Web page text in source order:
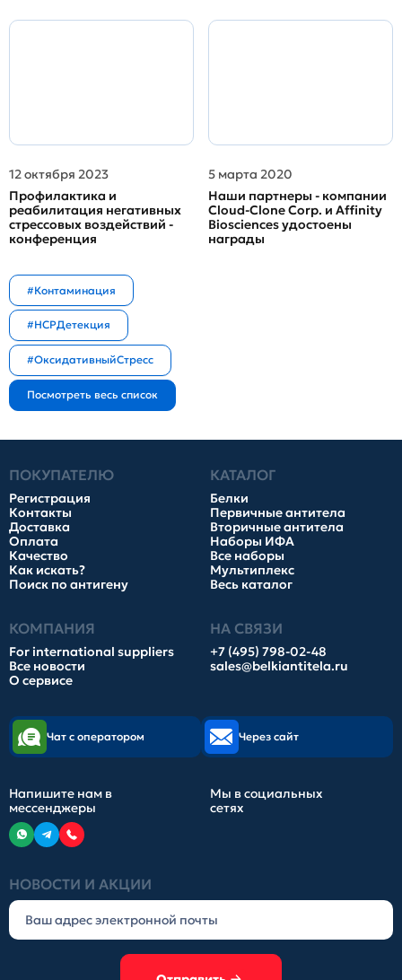
12 октября 2023
Профилактика и
реабилитация негативных
стрессовых воздействий -
конференция
5 марта 2020
Наши партнеры - компании
Cloud-Clone Corp. и Affinity
Biosciences удостоены
награды
#Контаминация
#HCPДетекция
#ОксидативныйСтресс
ПОКУПАТЕЛЮ
Регистрация
Контакты
Доставка
Оплата
Качество
Как искать?
Поиск по антигену
КАТАЛОГ
Белки
Первичные антитела
Вторичные антитела
Наборы ИФА
Все наборы
Мультиплекс
Весь каталог
КОМПАНИЯ
For international suppliers
Все новости
О сервисе
НА СВЯЗИ
+7 (495) 798-02-48
sales@belkiantitela.ru
НОВОСТИ И АКЦИИ
Чат с оператором Через сайт
Напишите нам в
мессенджеры
Мы в социальных
сетях